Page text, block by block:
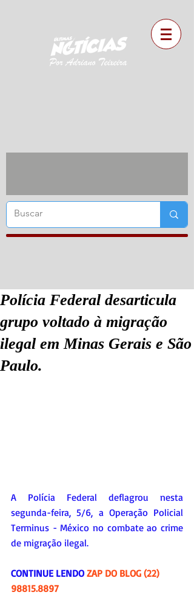
Polícia Federal desarticula
grupo voltado à migração
ilegal em Minas Gerais e São
Paulo.
A Polícia Federal deflagrou nesta
segunda-feira, 5/6, a Operação Policial
Terminus - México no combate ao crime
de migração ilegal.
CONTINUE LENDO ZAP DO BLOG (22)
98815.8897